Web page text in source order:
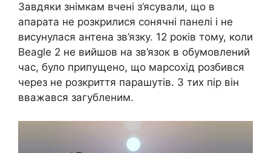
Завдяки знімкам вчені з’ясували, що в
апарата не розкрилися сонячні панелі і не
висунулася антена зв’язку. 12 років тому, коли
Beagle 2 не вийшов на зв’язок в обумовлений
час, було припущено, що марсохід розбився
через не розкриття парашутів. З тих пір він
вважався загубленим.